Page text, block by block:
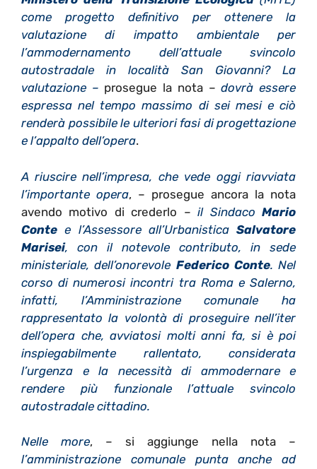
come progetto definitivo per ottenere la
valutazione di impatto ambientale per
l’ammodernamento dell’attuale svincolo
autostradale in località San Giovanni?
La
valutazione – prosegue la nota –dovrà essere
espressa nel tempo massimo di sei mesi e ciò
renderà possibile le ulteriori fasi di progettazione
e l’appalto dell’opera.
A riuscire nell’impresa, che vede oggi riavviata
l’importante opera, – prosegue ancora la nota
avendo motivo di crederlo – il SindacoMario
Conte e l’Assessore all’Urbanistica Salvatore
Marisei, con il notevole contributo, in sede
ministeriale, dell’onorevole Federico Conte. Nel
corso di numerosi incontri tra Roma e Salerno,
infatti, l’Amministrazione comunale ha
rappresentato la volontà di proseguire nell’iter
dell’opera che, avviatosi molti anni fa, si è poi
inspiegabilmente rallentato, considerata
l’urgenza e la necessità di ammodernare e
rendere più funzionale l’attuale svincolo
autostradale cittadino.
Nelle more, – si aggiunge nella nota –
l’amministrazione comunale punta anche ad